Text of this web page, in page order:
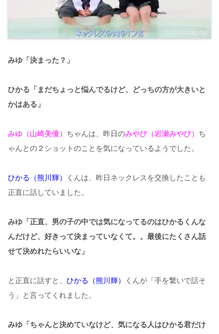
みゆ「決まった？」
ひかる「まだちょっと悩んでるけど、どっちの方が大きいと
かはある」
みゆ（山崎美優） ちゃんは、昨日のみやび（岩瀬みやび） ち
ゃんとの２ショットのことを気になっているようでした。
ひかる（熊川輝）
くんは、昨日ネックレスを交換したことも
正直に話していました。
みゆ「正直、男の子の中では気になってるのはひかるくんな
んだけど、好きって決まっていなくて。。最後にたくさん話
せて決めれたらいいな」
と正直に話すと、 ひかる（熊川輝）
くんが「手を繋いで話そ
う」と言ってくれました。
みゆ「ちゃんと決めていなけど、気になる人はひかる君だけ